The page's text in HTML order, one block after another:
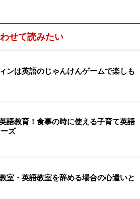
せて読みたい
ンは英語のじゃんけんゲームで楽しも
語教育！食事の時に使える子育て英語
ズ
室・英語教室を辞める場合の心遣いと